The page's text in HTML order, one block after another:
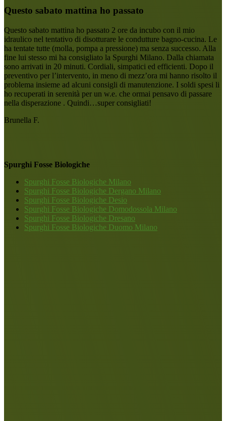
Questo sabato mattina ho passato
Questo sabato mattina ho passato 2 ore da incubo con il mio
idraulico nel tentativo di disotturare le condutture bagno-cucina. Le
ha tentate tutte (molla, pompa a pressione) ma senza successo. Alla
fine lui stesso mi ha consigliato la Spurghi Milano. Dalla chiamata
sono arrivati in 20 minuti. Cordiali, simpatici ed efficienti. Dopo il
preventivo per l’intervento, in meno di mezz’ora mi hanno risolto il
problema insieme ad alcuni consigli di manutenzione. I soldi spesi li
ho recuperati in serenità per un w.e. che ormai pensavo di passare
nella disperazione . Quindi…super consigliati!
Brunella F.
Spurghi Fosse Biologiche
Spurghi Fosse Biologiche Milano
Spurghi Fosse Biologiche Dergano Milano
Spurghi Fosse Biologiche Desio
Spurghi Fosse Biologiche Domodossola Milano
Spurghi Fosse Biologiche Dresano
Spurghi Fosse Biologiche Duomo Milano